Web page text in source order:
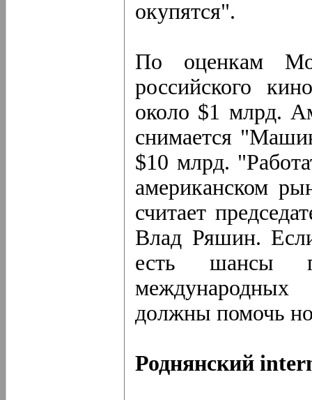
окупятся".
По оценкам
российского
около $1 млрд.
снимается
$10 млрд.
американском
считает
Влад Ряшин.
есть шансы
должны помочь
Роднянский